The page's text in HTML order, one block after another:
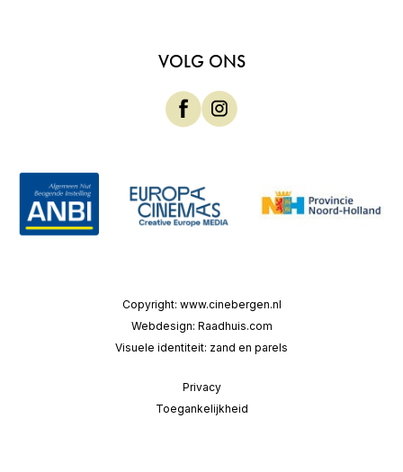
VOLG ONS
Copyright: www.cinebergen.nl
Webdesign: Raadhuis.com
Visuele identiteit: zand en parels
Privacy
Toegankelijkheid